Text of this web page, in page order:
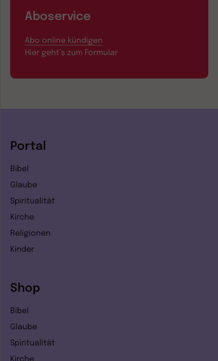
Aboservice
Abo online kündigen
Hier geht’s zum Formular
Portal
Bibel
Glaube
Spiritualität
Kirche
Religionen
Kinder
Shop
Bibel
Glaube
Spiritualität
Kirche